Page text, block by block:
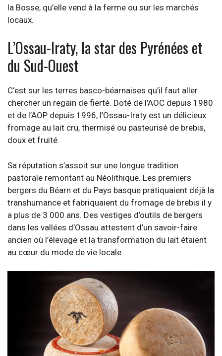
la Bosse, qu’elle vend à la ferme ou sur les marchés
locaux.
L’Ossau-Iraty, la star des Pyrénées et
du Sud-Ouest
C’est sur les terres basco-béarnaises qu’il faut aller
chercher un regain de fierté. Doté de l’AOC depuis 1980
et de l’AOP depuis 1996, l’Ossau-Iraty est un délicieux
fromage au lait cru, thermisé ou pasteurisé de brebis,
doux et fruité.
Sa réputation s’assoit sur une longue tradition
pastorale remontant au Néolithique. Les premiers
bergers du Béarn et du Pays basque pratiquaient déjà la
transhumance et fabriquaient du fromage de brebis il y
a plus de 3 000 ans. Des vestiges d’outils de bergers
dans les vallées d’Ossau attestent d’un savoir-faire
ancien où l’élevage et la transformation du lait étaient
au cœur du mode de vie locale.